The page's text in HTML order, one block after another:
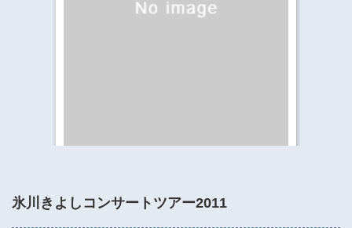
氷川きよしコンサートツアー2011